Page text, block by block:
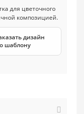
дизайн
шаблону